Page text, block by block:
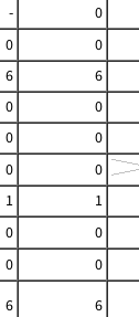
- 0
0 0
6 6
0 0
0 0
0
0
1 1
0 0
0 0
6 6